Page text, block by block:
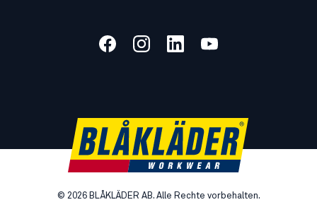
© 2026 BLÅKLÄDER AB. Alle Rechte vorbehalten.